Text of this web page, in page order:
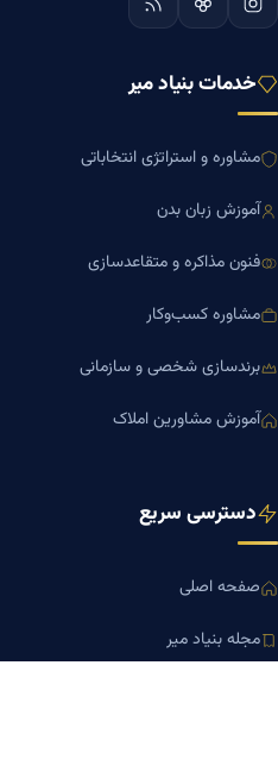
خدمات بنیاد میر
مشاوره و استراتژی انتخاباتی
آموزش زبان بدن
فنون مذاکره و متقاعدسازی
مشاوره کسب‌وکار
برندسازی شخصی و سازمانی
آموزش مشاورین املاک
دسترسی سریع
صفحه اصلی
مجله بنیاد میر